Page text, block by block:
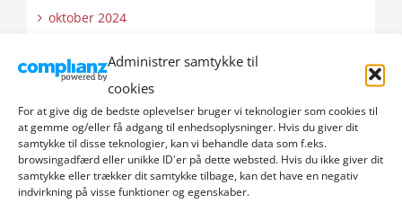
Administrer samtykke til
cookies
For at give dig de bedste oplevelser bruger vi teknologier som cookies til
at gemme og/eller få adgang til enhedsoplysninger. Hvis du giver dit
samtykke til disse teknologier, kan vi behandle data som f.eks.
browsingadfærd eller unikke ID'er på dette websted. Hvis du ikke giver dit
samtykke eller trækker dit samtykke tilbage, kan det have en negativ
indvirkning på visse funktioner og egenskaber.
oktober 2024
september 2024
august 2024
juli 2024
juni 2024